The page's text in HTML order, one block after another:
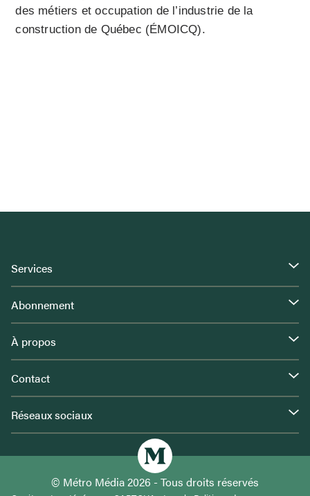
des métiers et occupation de l’industrie de la
construction de Québec (ÉMOICQ).
Services
Abonnement
À propos
Contact
Réseaux sociaux
© Métro Média 2026 - Tous droits réservés